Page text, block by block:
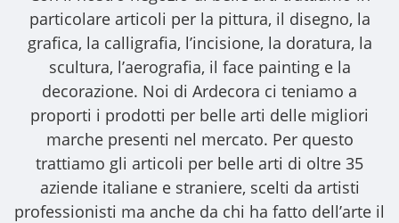
particolare articoli per la pittura, il disegno, la
grafica, la calligrafia, l’incisione, la doratura, la
scultura, l’aerografia, il face painting e la
decorazione. Noi di Ardecora ci teniamo a
proporti i prodotti per belle arti delle migliori
marche presenti nel mercato. Per questo
trattiamo gli articoli per belle arti di oltre 35
aziende italiane e straniere, scelti da artisti
professionisti ma anche da chi ha fatto dell’arte il